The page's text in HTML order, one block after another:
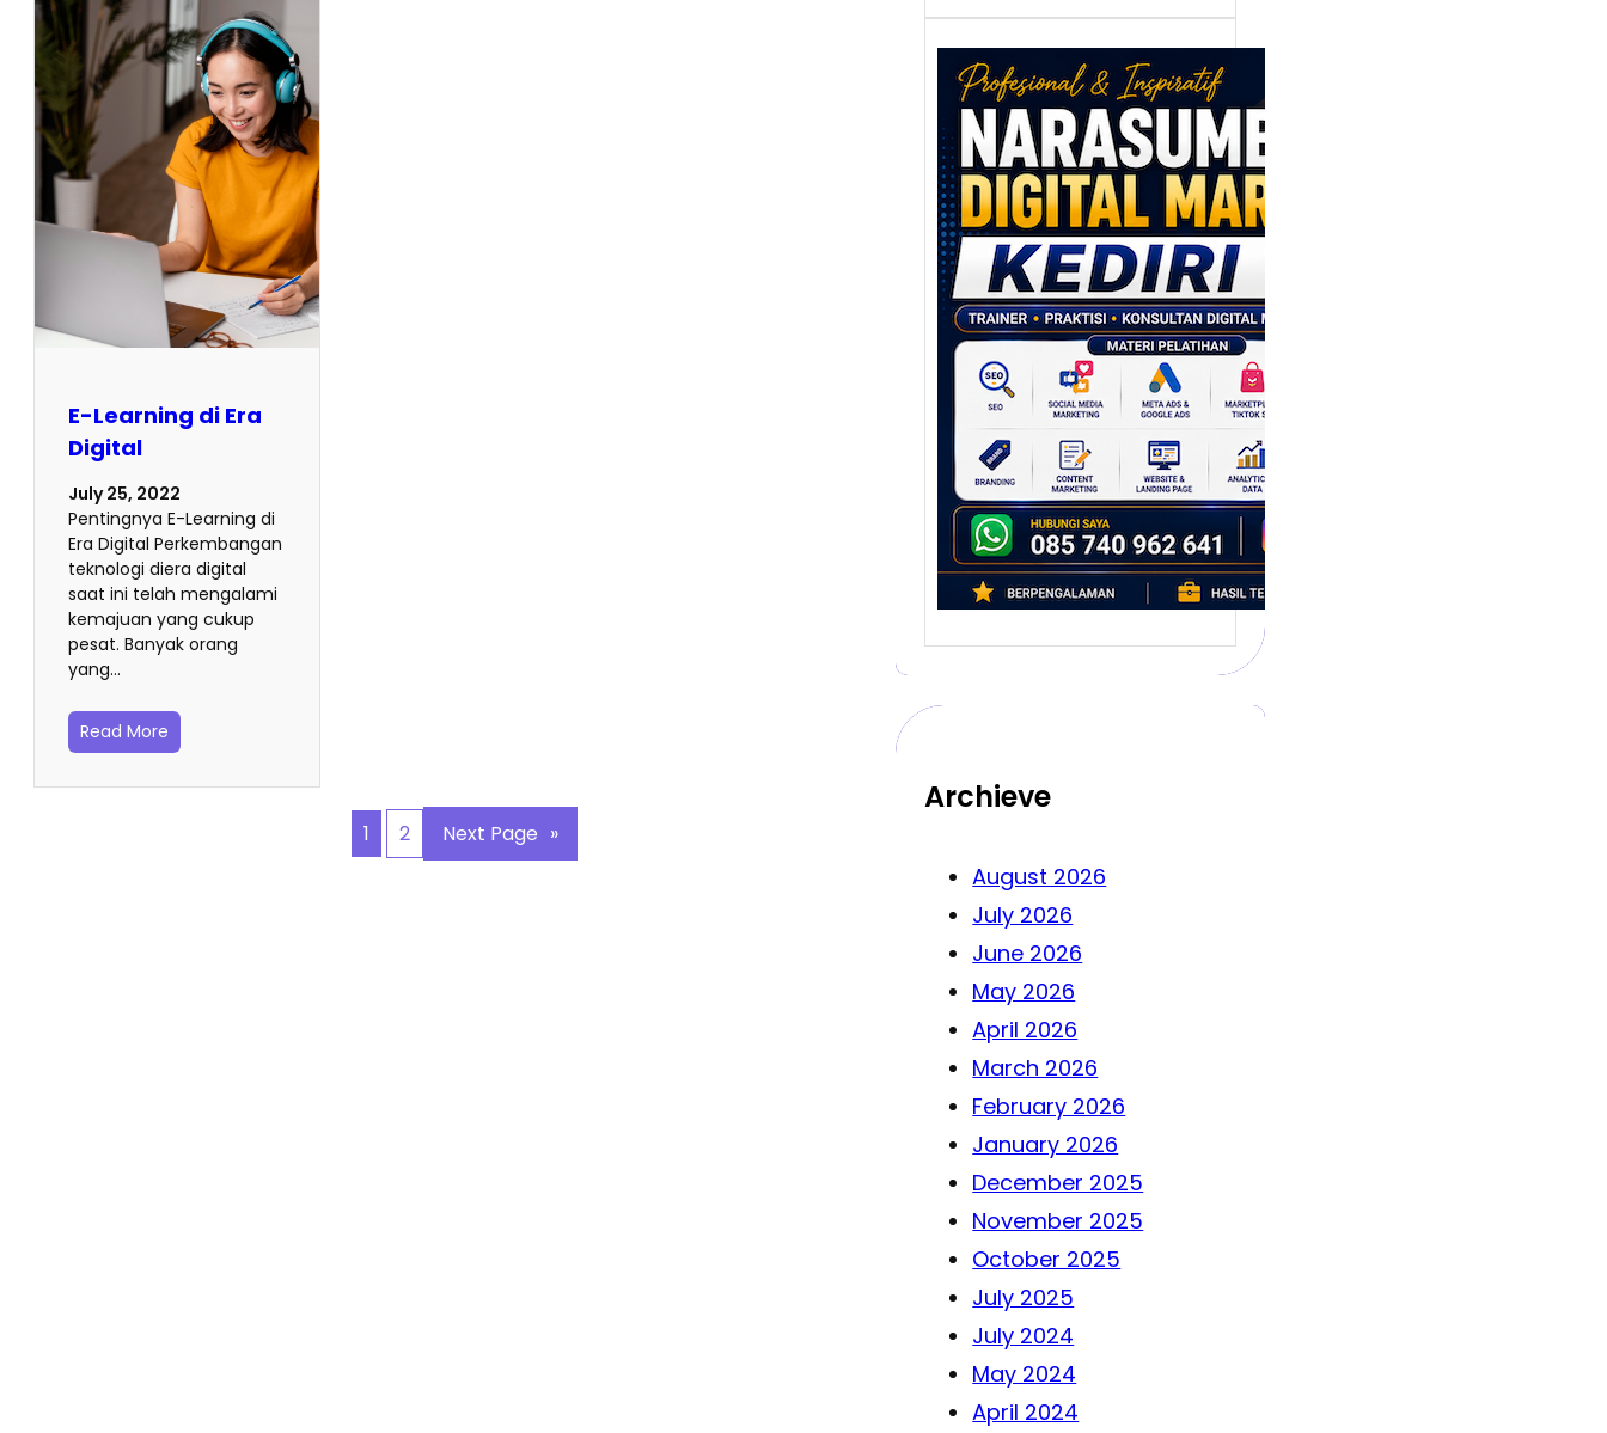
E-Learning di Era
Digital
July 25, 2022
Pentingnya E-Learning di
Era Digital Perkembangan
teknologi diera digital
saat ini telah mengalami
kemajuan yang cukup
pesat. Banyak orang
yang…
Read More
1 2 Next Page »
Narasumber
Digital Marketing
Kediri:
Membangun
Strategi
Pemasaran
Berbasis Data
untuk Bisnis yang
Bertumbuh
Digital marketing
telah mengubah cara
bisnis berkembang.
Dulu, promosi banyak…
Archieve
August 2026
July 2026
June 2026
May 2026
April 2026
March 2026
February 2026
January 2026
December 2025
November 2025
October 2025
July 2025
July 2024
May 2024
April 2024